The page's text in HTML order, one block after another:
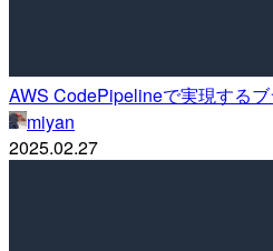
AWS CodePipelineで実現する
miyan
2025.02.27